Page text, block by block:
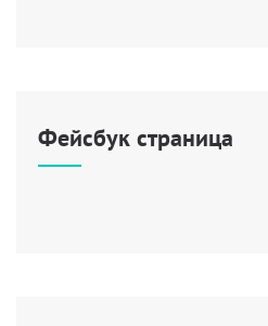
Фейсбук страница